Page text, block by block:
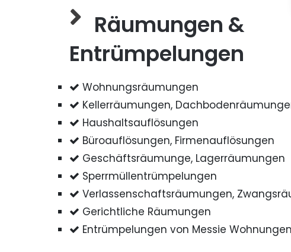
Räumungen &
Entrümpelungen
Wohnungsräumungen
Kellerräumungen,
Haushaltsauflösungen
Büroauflösungen, Firmenauflösungen
Geschäftsräumunge, Lagerräumungen
Sperrmüllentrümpelungen
Verlassenschaftsräumungen,
Gerichtliche Räumungen
Entrümpelungen von Messie Wohnungen